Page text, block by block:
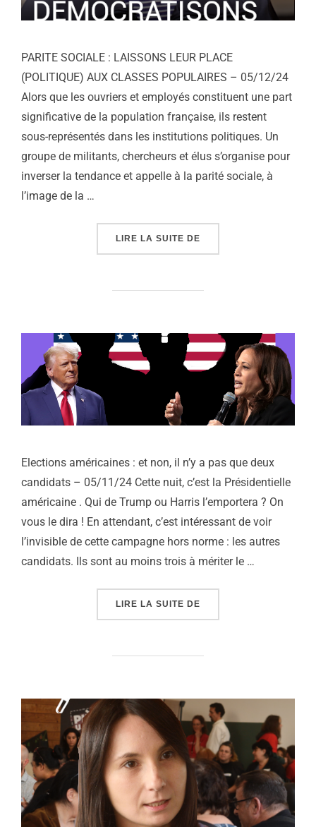
PARITE SOCIALE : LAISSONS LEUR PLACE
(POLITIQUE) AUX CLASSES POPULAIRES – 05/12/24
Alors que les ouvriers et employés constituent une part
significative de la population française, ils restent
sous-représentés dans les institutions politiques. Un
groupe de militants, chercheurs et élus s’organise pour
inverser la tendance et appelle à la parité sociale, à
l’image de la …
LIRE LA SUITE DE
Elections américaines : et non, il n’y a pas que deux
candidats – 05/11/24 Cette nuit, c’est la Présidentielle
américaine . Qui de Trump ou Harris l’emportera ? On
vous le dira ! En attendant, c’est intéressant de voir
l’invisible de cette campagne hors norme : les autres
candidats. Ils sont au moins trois à mériter le …
LIRE LA SUITE DE